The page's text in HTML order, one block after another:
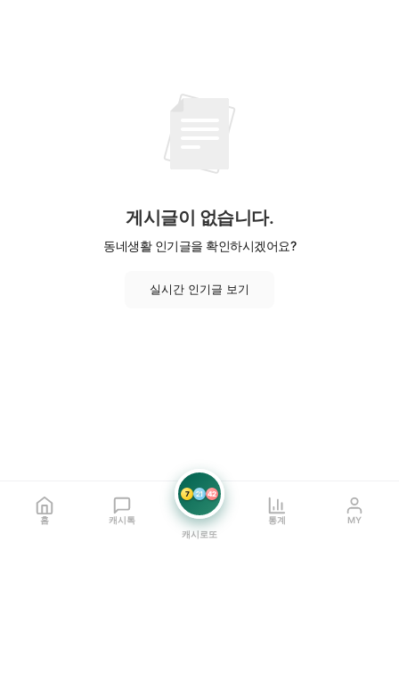
게시글이 없습니다.
동네생활 인기글을 확인하시겠어요?
실시간 인기글 보기
홈 캐시톡
7 21 42
캐시로또
통계 MY